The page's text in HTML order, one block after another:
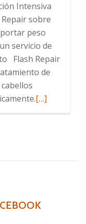
Intensiva
sobre
peso
servicio de
Flash Repair
de
Leer
Reparación
[…]